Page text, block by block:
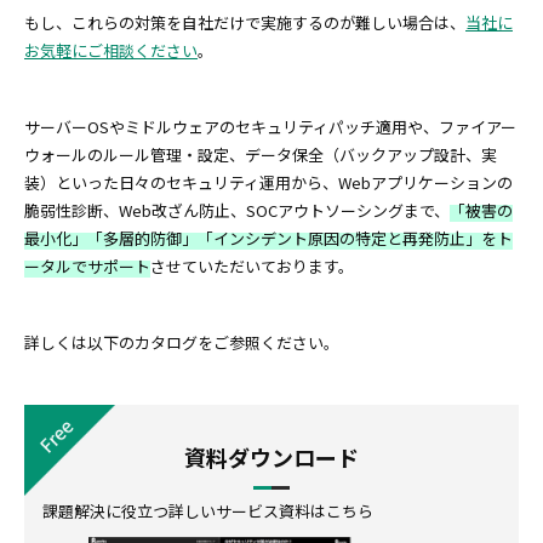
もし、これらの対策を自社だけで実施するのが難しい場合は、 当社に
お気軽にご相談ください。
サーバーOSやミドルウェアのセキュリティパッチ適用や、ファイアー
ウォールのルール管理・設定、データ保全（バックアップ設計、実
装）といった日々のセキュリティ運用から、Webアプリケーションの
脆弱性診断、Web改ざん防止、SOCアウトソーシングまで、 「被害の
最小化」「多層的防御」「インシデント原因の特定と再発防止」をト
ータルでサポートさせていただいております。
詳しくは以下のカタログをご参照ください。
資料ダウンロード
課題解決に役立つ詳しいサービス資料はこちら